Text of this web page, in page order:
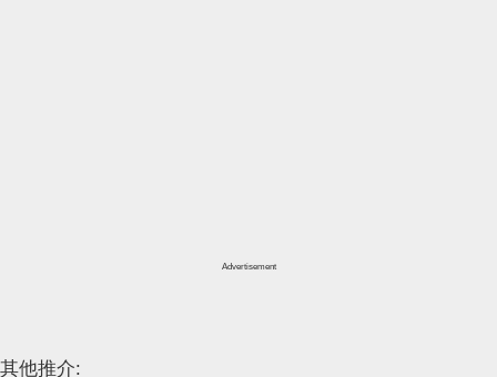
Advertisement
其他推介: